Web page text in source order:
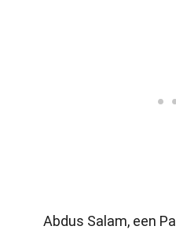
Abdus Salam, een